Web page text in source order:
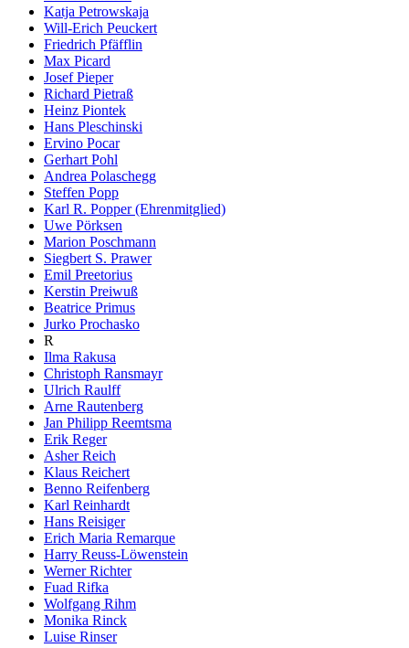
Katja Petrowskaja
Will-Erich Peuckert
Friedrich Pfäfflin
Max Picard
Josef Pieper
Richard Pietraß
Heinz Piontek
Hans Pleschinski
Ervino Pocar
Gerhart Pohl
Andrea Polaschegg
Steffen Popp
Karl R. Popper (Ehrenmitglied)
Uwe Pörksen
Marion Poschmann
Siegbert S. Prawer
Emil Preetorius
Kerstin Preiwuß
Beatrice Primus
Jurko Prochasko
R
Ilma Rakusa
Christoph Ransmayr
Ulrich Raulff
Arne Rautenberg
Jan Philipp Reemtsma
Erik Reger
Asher Reich
Klaus Reichert
Benno Reifenberg
Karl Reinhardt
Hans Reisiger
Erich Maria Remarque
Harry Reuss-Löwenstein
Werner Richter
Fuad Rifka
Wolfgang Rihm
Monika Rinck
Luise Rinser